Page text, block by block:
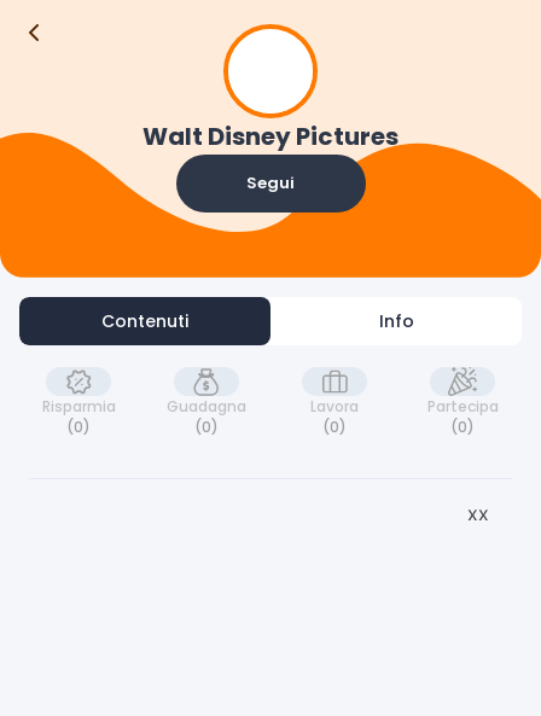
Walt Disney Pictures
Segui
Contenuti Info
Risparmia
(0)
Guadagna
(0)
Lavora
(0)
Partecipa
(0)
xx